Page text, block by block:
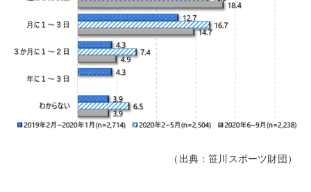
（出典：笹川スポーツ財団）